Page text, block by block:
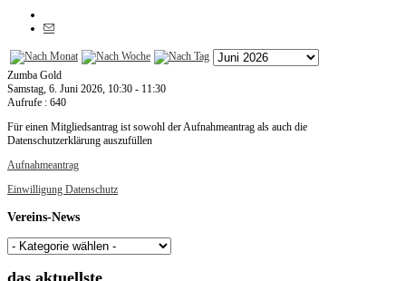
Zumba Gold
Samstag, 6. Juni 2026, 10:30 - 11:30
Aufrufe : 640
Für einen Mitgliedsantrag ist sowohl der Aufnahmeantrag als auch die
Datenschutzerklärung auszufüllen
Aufnahmeantrag
Einwilligung Datenschutz
Vereins-News
das aktuellste